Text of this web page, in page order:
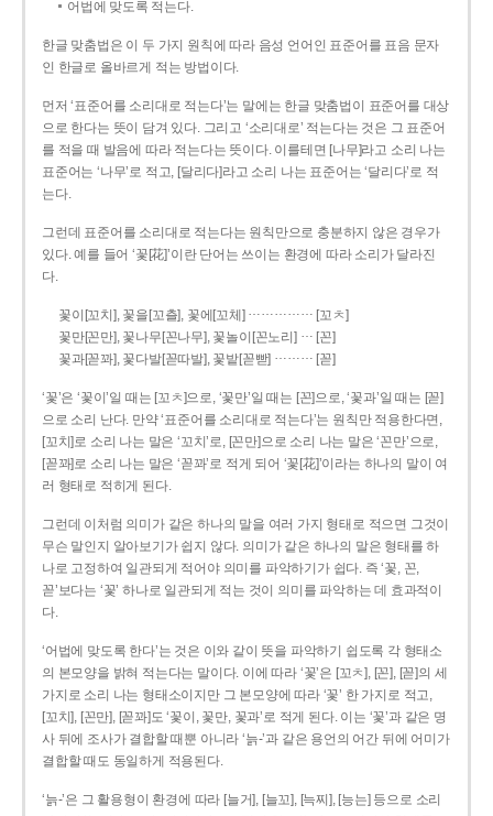
어법에 맞도록 적는다.
한글 맞춤법은 이 두 가지 원칙에 따라 음성 언어인 표준어를 표음 문자
인 한글로 올바르게 적는 방법이다.
먼저 ‘표준어를 소리대로 적는다’는 말에는 한글 맞춤법이 표준어를 대상
으로 한다는 뜻이 담겨 있다. 그리고 ‘소리대로’ 적는다는 것은 그 표준어
를 적을 때 발음에 따라 적는다는 뜻이다. 이를테면 [나무]라고 소리 나는
표준어는 ‘나무’로 적고, [달리다]라고 소리 나는 표준어는 ‘달리다’로 적
는다.
그런데 표준어를 소리대로 적는다는 원칙만으로 충분하지 않은 경우가
있다. 예를 들어 ‘꽃[花]’이란 단어는 쓰이는 환경에 따라 소리가 달라진
다.
꽃이[꼬치], 꽃을[꼬츨], 꽃에[꼬체] …………… [꼬ㅊ]
꽃만[꼰만], 꽃나무[꼰나무], 꽃놀이[꼰노리] … [꼰]
꽃과[꼳꽈], 꽃다발[꼳따발], 꽃밭[꼳빧] ……… [꼳]
‘꽃’은 ‘꽃이’일 때는 [꼬ㅊ]으로, ‘꽃만’일 때는 [꼰]으로, ‘꽃과’일 때는 [꼳]
으로 소리 난다. 만약 ‘표준어를 소리대로 적는다’는 원칙만 적용한다면,
[꼬치]로 소리 나는 말은 ‘꼬치’로, [꼰만]으로 소리 나는 말은 ‘꼰만’으로,
[꼳꽈]로 소리 나는 말은 ‘꼳꽈’로 적게 되어 ‘꽃[花]’이라는 하나의 말이 여
러 형태로 적히게 된다.
그런데 이처럼 의미가 같은 하나의 말을 여러 가지 형태로 적으면 그것이
무슨 말인지 알아보기가 쉽지 않다. 의미가 같은 하나의 말은 형태를 하
나로 고정하여 일관되게 적어야 의미를 파악하기가 쉽다. 즉 ‘꽃, 꼰,
꼳’보다는 ‘꽃’ 하나로 일관되게 적는 것이 의미를 파악하는 데 효과적이
다.
‘어법에 맞도록 한다’는 것은 이와 같이 뜻을 파악하기 쉽도록 각 형태소
의 본모양을 밝혀 적는다는 말이다. 이에 따라 ‘꽃’은 [꼬ㅊ], [꼰], [꼳]의 세
가지로 소리 나는 형태소이지만 그 본모양에 따라 ‘꽃’ 한 가지로 적고,
[꼬치], [꼰만], [꼳꽈]도 ‘꽃이, 꽃만, 꽃과’로 적게 된다. 이는 ‘꽃’과 같은 명
사 뒤에 조사가 결합할 때뿐 아니라 ‘늙-’과 같은 용언의 어간 뒤에 어미가
결합할 때도 동일하게 적용된다.
‘늙-’은 그 활용형이 환경에 따라 [늘거], [늘꼬], [늑찌], [능는] 등으로 소리